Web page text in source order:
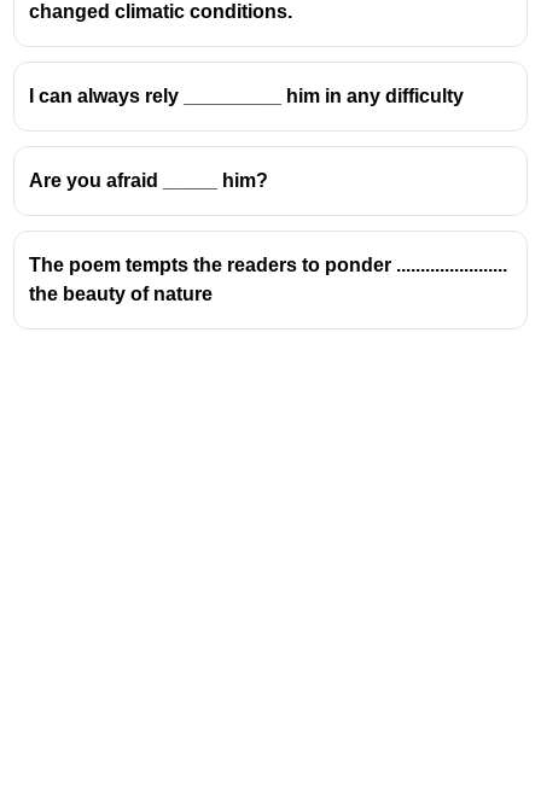
കാണിക്കാൻ ഉപയോഗിക്കുന്നു.
ഇവിടെ school assembled ആയത്morning prayer
Why not others?
to→ സാധാരണ verb-നൊപ്പം (to go, to do)
with→ കൂടെ എന്ന അർഥം
👉 അതിനാൽ ശരിയായ preposition
changed climatic conditions.
I can always rely _________ him in any difficulty
Are you afraid _____ him?
The poem tempts the readers to ponder .......................
the beauty of nature